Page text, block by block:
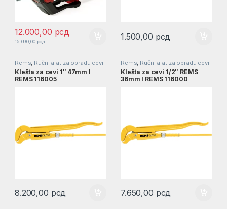
12.000,00 рсд
15.090,00рсд 1.500,00 рсд
Rems Ručni alat za obradu cevi
Klešta za cevi 1″ 47mm l
REMS 116005
8.200,00 рсд
Rems Ručni alat za obradu cevi
Klešta za cevi 1/2″ REMS
36mm l REMS 116000
7.650,00 рсд